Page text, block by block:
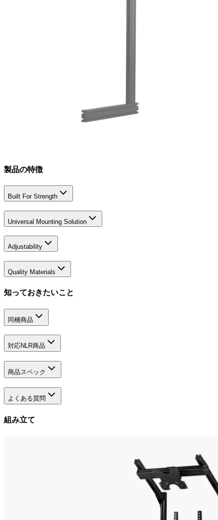
製品の特徴
Built For Strength
Universal Mounting Solution
Adjustability
Quality Materials
知っておきたいこと
同梱商品
対応NLR商品
商品スペック
よくある質問
組み立て